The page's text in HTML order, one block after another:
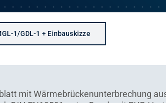
1/GDL-1 + Einbauskizze
mit Wärmebrückenunterbrechung